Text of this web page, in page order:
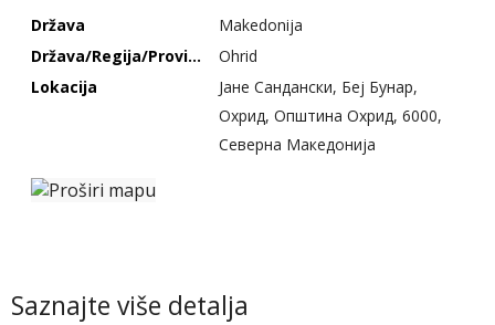
Država
Makedonija
Država/Regija/Provincija
Ohrid
Lokacija
Јане Сандански, Беј Бунар,
Охрид, Општина Охрид, 6000,
Северна Македонија
Saznajte više detalja